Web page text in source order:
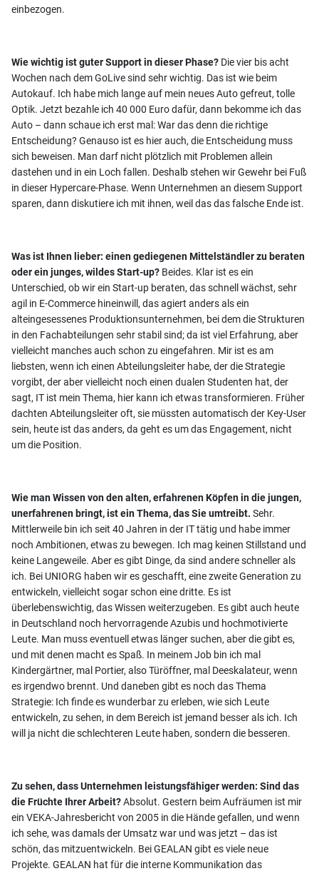
einbezogen.
Wie wichtig ist guter Support in dieser Phase? Die vier bis acht
Wochen nach dem GoLive sind sehr wichtig. Das ist wie beim
Autokauf. Ich habe mich lange auf mein neues Auto gefreut, tolle
Optik. Jetzt bezahle ich 40 000 Euro dafür, dann bekomme ich das
Auto – dann schaue ich erst mal: War das denn die richtige
Entscheidung? Genauso ist es hier auch, die Entscheidung muss
sich beweisen. Man darf nicht plötzlich mit Problemen allein
dastehen und in ein Loch fallen. Deshalb stehen wir Gewehr bei Fuß
in dieser Hypercare-Phase. Wenn Unternehmen an diesem Support
sparen, dann diskutiere ich mit ihnen, weil das das falsche Ende ist.
Was ist Ihnen lieber: einen gediegenen Mittelständler zu beraten
oder ein junges, wildes Start-up? Beides. Klar ist es ein
Unterschied, ob wir ein Start-up beraten, das schnell wächst, sehr
agil in E-Commerce hineinwill, das agiert anders als ein
alteingesessenes Produktionsunternehmen, bei dem die Strukturen
in den Fachabteilungen sehr stabil sind; da ist viel Erfahrung, aber
vielleicht manches auch schon zu eingefahren. Mir ist es am
liebsten, wenn ich einen Abteilungsleiter habe, der die Strategie
vorgibt, der aber vielleicht noch einen dualen Studenten hat, der
sagt, IT ist mein Thema, hier kann ich etwas transformieren. Früher
dachten Abteilungsleiter oft, sie müssten automatisch der Key-User
sein, heute ist das anders, da geht es um das Engagement, nicht
um die Position.
Wie man Wissen von den alten, erfahrenen Köpfen in die jungen,
unerfahrenen bringt, ist ein Thema, das Sie umtreibt. Sehr.
Mittlerweile bin ich seit 40 Jahren in der IT tätig und habe immer
noch Ambitionen, etwas zu bewegen. Ich mag keinen Stillstand und
keine Langeweile. Aber es gibt Dinge, da sind andere schneller als
ich. Bei UNIORG haben wir es geschafft, eine zweite Generation zu
entwickeln, vielleicht sogar schon eine dritte. Es ist
überlebenswichtig, das Wissen weiterzugeben. Es gibt auch heute
in Deutschland noch hervorragende Azubis und hochmotivierte
Leute. Man muss eventuell etwas länger suchen, aber die gibt es,
und mit denen macht es Spaß. In meinem Job bin ich mal
Kindergärtner, mal Portier, also Türöffner, mal Deeskalateur, wenn
es irgendwo brennt. Und daneben gibt es noch das Thema
Strategie: Ich finde es wunderbar zu erleben, wie sich Leute
entwickeln, zu sehen, in dem Bereich ist jemand besser als ich. Ich
will ja nicht die schlechteren Leute haben, sondern die besseren.
Zu sehen, dass Unternehmen leistungsfähiger werden: Sind das
die Früchte Ihrer Arbeit?Absolut. Gestern beim Aufräumen ist mir
ein VEKA-Jahresbericht von 2005 in die Hände gefallen, und wenn
ich sehe, was damals der Umsatz war und was jetzt – das ist
schön, das mitzuentwickeln. Bei GEALAN gibt es viele neue
Projekte. GEALAN hat für die interne Kommunikation das